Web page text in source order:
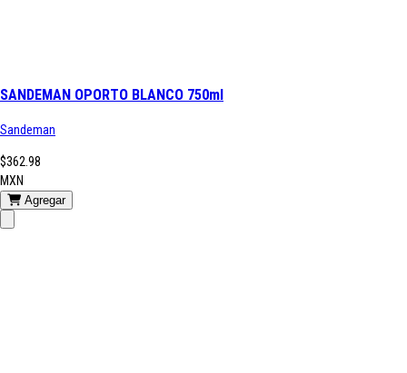
SANDEMAN OPORTO BLANCO 750ml
Sandeman
$362.98
MXN
Agregar